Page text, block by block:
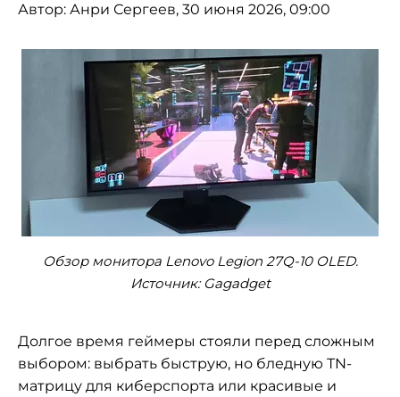
Автор: Анри Сергеев, 30 июня 2026, 09:00
Обзор монитора Lenovo Legion 27Q-10 OLED.
Источник: Gagadget
Долгое время геймеры стояли перед сложным
выбором: выбрать быструю, но бледную TN-
матрицу для киберспорта или красивые и